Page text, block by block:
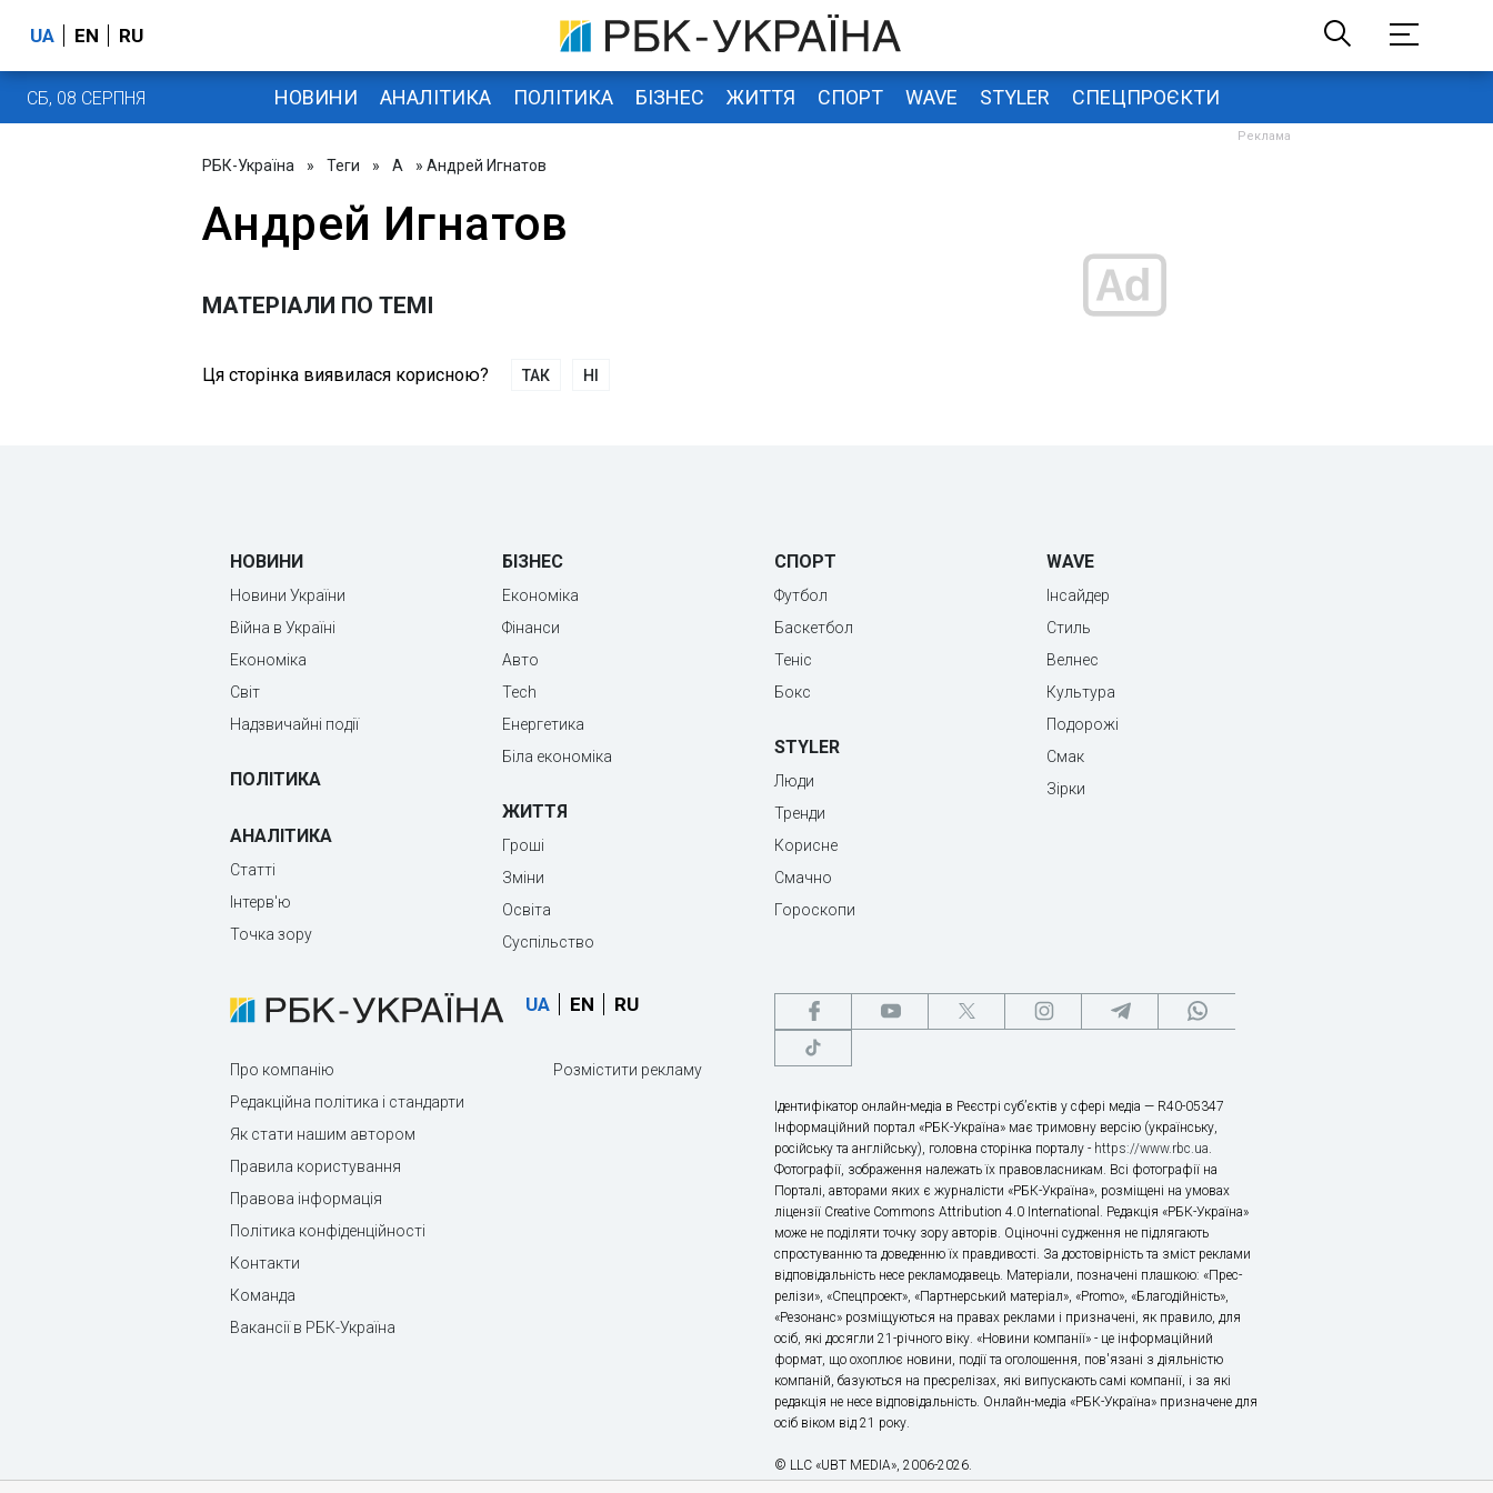
UA EN RU
СБ, 08 СЕРПНЯ НОВИНИ АНАЛІТИКА ПОЛІТИКА БІЗНЕС ЖИТТЯ СПОРТ WAVE STYLER СПЕЦПРОЄКТИ
РБК-Україна » Теги » А » Андрей Игнатов
Андрей Игнатов
МАТЕРІАЛИ ПО ТЕМІ
Ця сторінка виявилася корисною? ТАК НІ
НОВИНИ
Новини України
Війна в Україні
Економіка
Світ
Надзвичайні події
ПОЛІТИКА
АНАЛІТИКА
Статті
Інтерв'ю
Точка зору
БІЗНЕС
Економіка
Фінанси
Авто
Tech
Енергетика
Біла економіка
ЖИТТЯ
Гроші
Зміни
Освіта
Суспільство
СПОРТ
Футбол
Баскетбол
Теніс
Бокс
STYLER
Люди
Тренди
Корисне
Смачно
Гороскопи
WAVE
Інсайдер
Стиль
Велнес
Культура
Подорожі
Смак
Зірки
UA EN RU
Про компанію
Редакційна політика і стандарти
Як стати нашим автором
Правила користування
Правова інформація
Політика конфіденційності
Контакти
Команда
Вакансії в РБК-Україна
Розмістити рекламу
Ідентифікатор онлайн-медіа в Реєстрі суб’єктів у сфері медіа — R40-05347
Інформаційний портал «РБК-Україна» має тримовну версію (українську,
російську та англійську), головна сторінка порталу - https://www.rbc.ua.
Фотографії, зображення належать їх правовласникам. Всі фотографії на
Порталі, авторами яких є журналісти «РБК-Україна», розміщені на умовах
ліцензії Creative Commons Attribution 4.0 International. Редакція «РБК-Україна»
може не поділяти точку зору авторів. Оціночні судження не підлягають
спростуванню та доведенню їх правдивості. За достовірність та зміст реклами
відповідальність несе рекламодавець. Матеріали, позначені плашкою: «Прес-
релізи», «Спецпроект», «Партнерський матеріал», «Promo», «Благодійність»,
«Резонанс» розміщуються на правах реклами і призначені, як правило, для
осіб, які досягли 21-річного віку. «Новини компанії» - це інформаційний
формат, що охоплює новини, події та оголошення, пов'язані з діяльністю
компаній, базуються на пресрелізах, які випускають самі компанії, і за які
редакція не несе відповідальність. Онлайн-медіа «РБК-Україна» призначене для
осіб віком від 21 року.
© LLC «UBT MEDIA», 2006-2026.